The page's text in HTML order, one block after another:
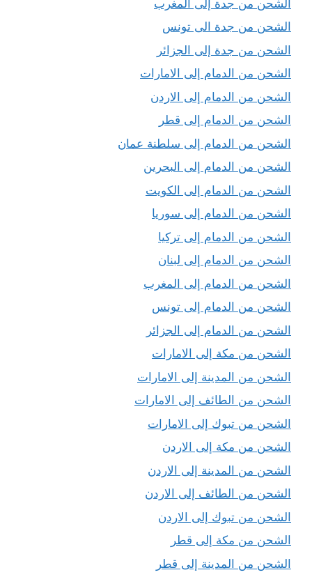
الشحن من جدة إلى المغرب
الشحن من جدة الى تونس
الشحن من جدة إلى الجزائر
الشحن من الدمام إلى الامارات
الشحن من الدمام إلى الاردن
الشحن من الدمام إلى قطر
الشحن من الدمام إلى سلطنة عمان
الشحن من الدمام إلى البحرين
الشحن من الدمام إلى الكويت
الشحن من الدمام إلى سوريا
الشحن من الدمام إلى تركيا
الشحن من الدمام إلى لبنان
الشحن من الدمام إلى المغرب
الشحن من الدمام إلى تونس
الشحن من الدمام إلى الجزائر
الشحن من مكة إلى الامارات
الشحن من المدينة إلى الامارات
الشحن من الطائف إلى الامارات
الشحن من تبوك إلى الامارات
الشحن من مكة إلى الاردن
الشحن من المدينة إلى الاردن
الشحن من الطائف إلى الاردن
الشحن من تبوك إلى الاردن
الشحن من مكة إلى قطر
الشحن من المدينة إلى قطر